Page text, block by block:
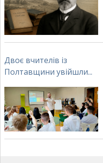
Двоє вчителів із
Полтавщини увійшли...